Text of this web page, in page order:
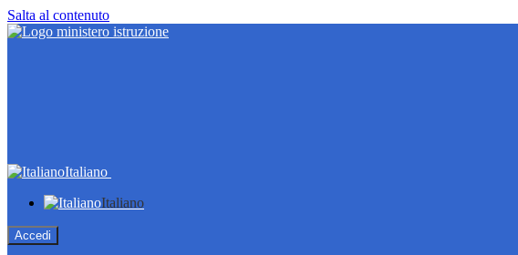
Salta al contenuto
Italiano
Italiano
Accedi